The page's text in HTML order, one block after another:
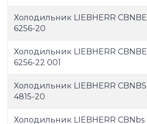
Холодильник LIEBHERR CBNBE
6256-20
Холодильник LIEBHERR CBNBE
6256-22 001
Холодильник LIEBHERR CBNBS
4815-20
Холодильник LIEBHERR CBNbs